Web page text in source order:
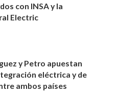
con INSA y la
Electric
y Petro apuestan
eléctrica y de
ambos países